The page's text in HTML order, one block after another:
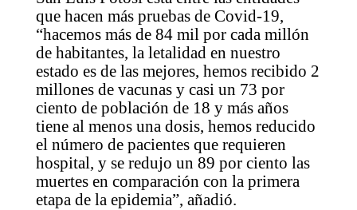
que hacen más pruebas de Covid-19,
“hacemos más de 84 mil por cada millón
de habitantes, la letalidad en nuestro
estado es de las mejores, hemos recibido 2
millones de vacunas y casi un 73 por
ciento de población de 18 y más años
tiene al menos una dosis, hemos reducido
el número de pacientes que requieren
hospital, y se redujo un 89 por ciento las
muertes en comparación con la primera
etapa de la epidemia”, añadió.